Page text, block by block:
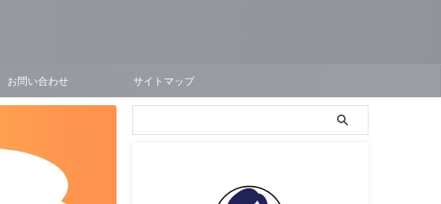
お問い合わせ サイトマップ